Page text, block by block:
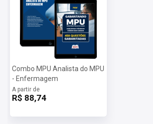
Combo MPU Analista do MPU
- Enfermagem
A partir de
R$ 88,74